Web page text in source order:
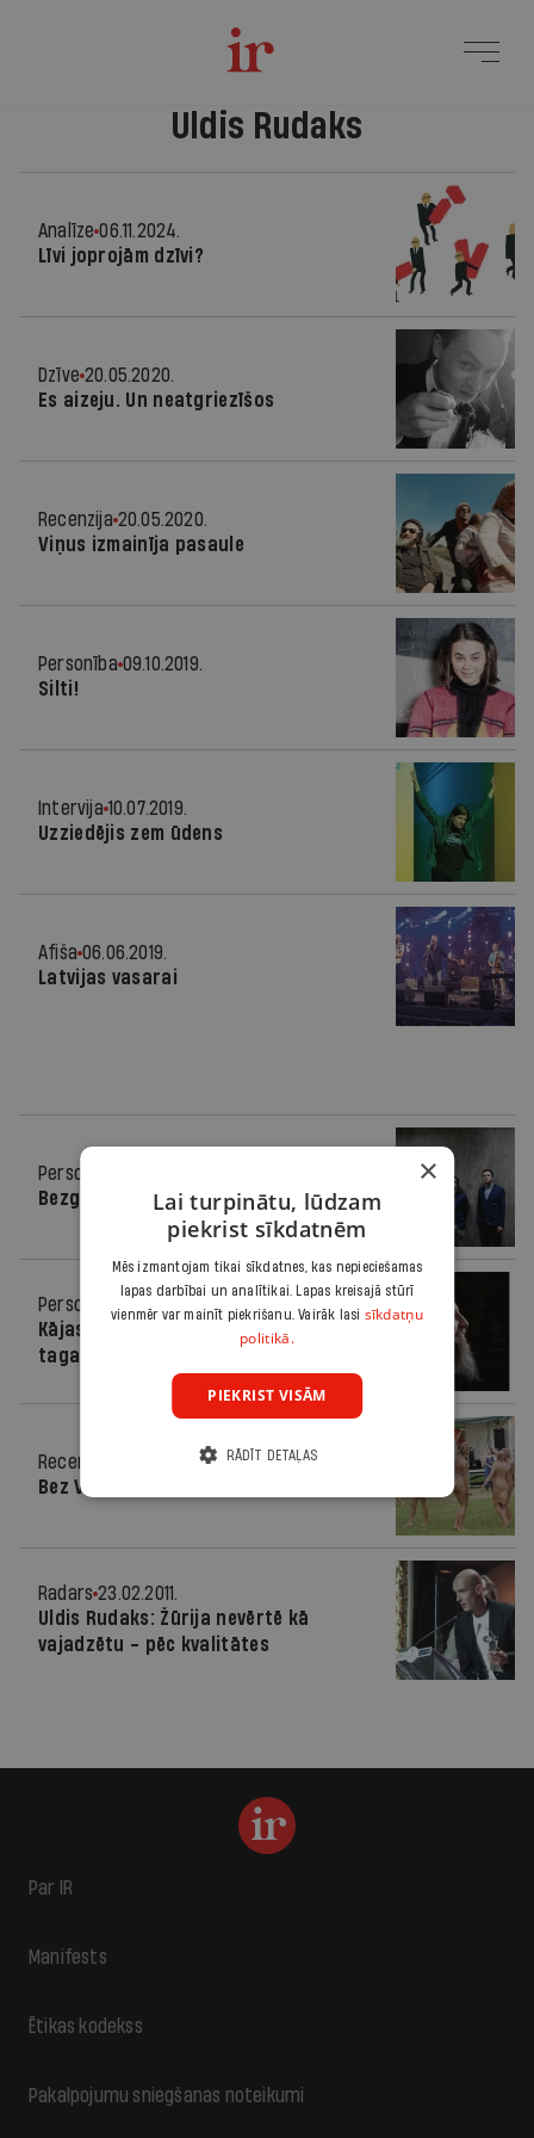
Uldis Rudaks
Analīze 06.11.2024.
Līvi joprojām dzīvi?
Dzīve 20.05.2020.
Es aizeju. Un neatgriezīšos
Recenzija 20.05.2020.
Viņus izmainīja pasaule
Personība 09.10.2019.
Silti!
Intervija 10.07.2019.
Uzziedējis zem ūdens
Afiša 06.06.2019.
Latvijas vasarai
Personība
Bezgalīgais stāsts
Personība
13.03.2013.
Kājas mazgāšu es rīt. Alu dzeršu
tagad
Recenzija
Bez VIP zonas. Visi vienos dubļos
Radars 23.02.2011.
Uldis Rudaks: Žūrija nevērtē kā
vajadzētu - pēc kvalitātes
Par IR
Manifests
Ētikas kodekss
Pakalpojumu sniegšanas noteikumi
×
Lai turpinātu, lūdzam
piekrist sīkdatnēm
Mēs izmantojam tikai sīkdatnes, kas nepieciešamas
lapas darbībai un analītikai. Lapas kreisajā stūrī
vienmēr var mainīt piekrišanu. Vairāk lasi sīkdatņu
politikā.
PIEKRIST VISĀM
RĀDĪT DETAĻAS